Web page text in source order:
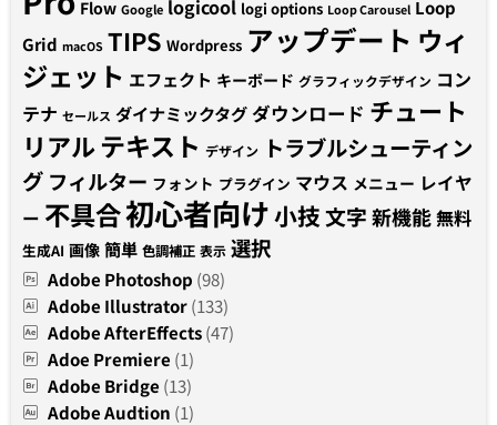
Flow Google logicool logi options Loop Carousel Loop
Grid macOS TIPS Wordpress アップデート ウィ
ジェット エフェクト キーボード グラフィックデザイン コン
テナ セールス ダイナミックタグダウンロード チュート
リアルテキスト デザイン トラブルシューティン
グ フィルター フォント プラグイン マウス メニュー レイヤ
ー 不具合初心者向け小技文字新機能無料
生成AI 画像 簡単 色調補正 表示 選択
Adobe Photoshop (98)
Adobe Illustrator(133)
Adobe AfterEffects(47)
Adoe Premiere (1)
Adobe Bridge (13)
Adobe Audtion (1)